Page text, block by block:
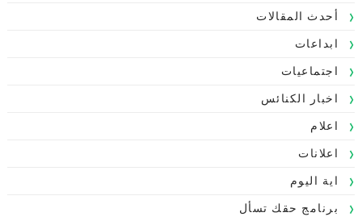
أحدث المقالات
ابداعات
اجتماعيات
اخبار الكنائس
اعلام
اعلانات
اية اليوم
برنامج حقك تسأل